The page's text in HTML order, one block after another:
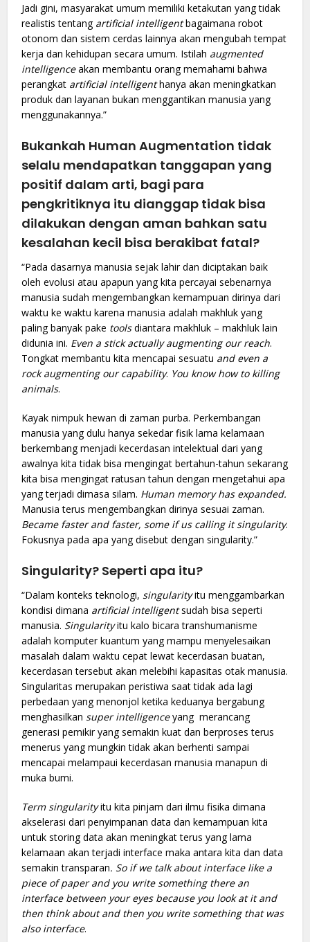
Jadi gini, masyarakat umum memiliki ketakutan yang tidak
realistis tentang artificial intelligentbagaimana robot
otonom dan sistem cerdas lainnya akan mengubah tempat
kerja dan kehidupan secara umum. Istilah augmented
intelligenceakan membantu orang memahami bahwa
perangkat artificial intelligenthanya akan meningkatkan
produk dan layanan bukan menggantikan manusia yang
menggunakannya.”
Bukankah Human Augmentation tidak
selalu mendapatkan tanggapan yang
positif dalam arti, bagi para
pengkritiknya itu dianggap tidak bisa
dilakukan dengan aman bahkan satu
kesalahan kecil bisa berakibat fatal?
“Pada dasarnya manusia sejak lahir dan diciptakan baik
oleh evolusi atau apapun yang kita percayai sebenarnya
manusia sudah mengembangkan kemampuan dirinya dari
waktu ke waktu karena manusia adalah makhluk yang
paling banyak pake toolsdiantara makhluk – makhluk lain
didunia ini. Even a stick actually augmenting our reach.
Tongkat membantu kita mencapai sesuatu and even a
rock augmenting our capability. You know how to killing
animals.
Kayak nimpuk hewan di zaman purba. Perkembangan
manusia yang dulu hanya sekedar fisik lama kelamaan
berkembang menjadi kecerdasan intelektual dari yang
awalnya kita tidak bisa mengingat bertahun-tahun sekarang
kita bisa mengingat ratusan tahun dengan mengetahui apa
yang terjadi dimasa silam. Human memory has expanded.
Manusia terus mengembangkan dirinya sesuai zaman.
Became faster and faster, some if us calling it singularity.
Fokusnya pada apa yang disebut dengan singularity.”
Singularity? Seperti apa itu?
“Dalam konteks teknologi,singularityitu menggambarkan
kondisi dimana artificial intelligentsudah bisa seperti
manusia. Singularityitu kalo bicara transhumanisme
adalah komputer kuantum yang mampu menyelesaikan
masalah dalam waktu cepat lewat kecerdasan buatan,
kecerdasan tersebut akan melebihi kapasitas otak manusia.
Singularitas merupakan peristiwa saat tidak ada lagi
perbedaan yang menonjol ketika keduanya bergabung
menghasilkansuper intelligenceyang merancang
generasi pemikir yang semakin kuat dan berproses terus
menerus yang mungkin tidak akan berhenti sampai
mencapai melampaui kecerdasan manusia manapun di
muka bumi.
Term singularityitu kita pinjam dari ilmu fisika dimana
akselerasi dari penyimpanan data dan kemampuan kita
untuk storing data akan meningkat terus yang lama
kelamaan akan terjadi interface maka antara kita dan data
semakin transparan. So if we talk about interface like a
piece of paper and you write something there an
interface between your eyes because you look at it and
then think about and then you write something that was
also interface.